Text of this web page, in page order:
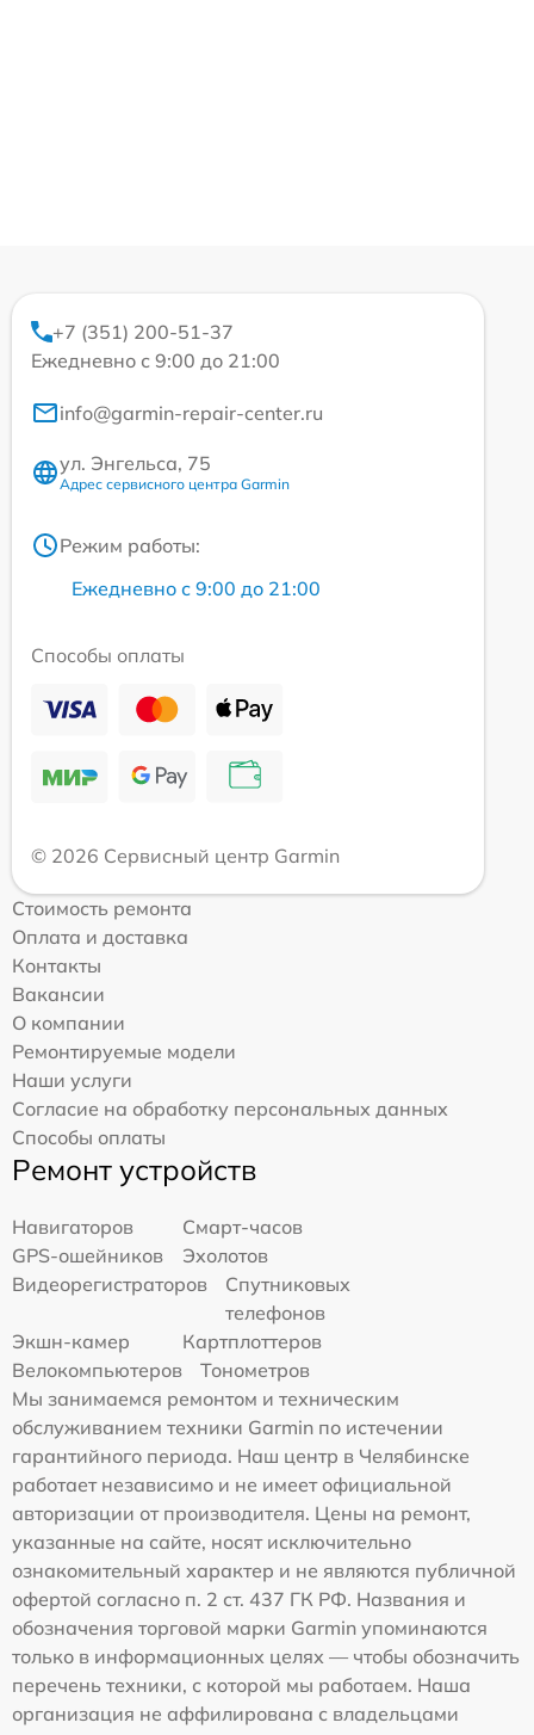
+7 (351) 200-51-37
Ежедневно с 9:00 до 21:00
info@garmin-repair-center.ru
ул. Энгельса, 75
Адрес сервисного центра Garmin
Режим работы:
Ежедневно с 9:00 до 21:00
Способы оплаты
© 2026 Сервисный центр Garmin
Стоимость ремонта
Оплата и доставка
Контакты
Вакансии
О компании
Ремонтируемые модели
Наши услуги
Согласие на обработку персональных данных
Способы оплаты
Ремонт устройств
Навигаторов
Смарт-часов
GPS-ошейников
Эхолотов
Видеорегистраторов
Спутниковых
телефонов
Экшн-камер
Картплоттеров
Велокомпьютеров
Тонометров
Мы занимаемся ремонтом и техническим
обслуживанием техники Garmin по истечении
гарантийного периода. Наш центр в Челябинске
работает независимо и не имеет официальной
авторизации от производителя. Цены на ремонт,
указанные на сайте, носят исключительно
ознакомительный характер и не являются публичной
офертой согласно п. 2 ст. 437 ГК РФ. Названия и
обозначения торговой марки Garmin упоминаются
только в информационных целях — чтобы обозначить
перечень техники, с которой мы работаем. Наша
организация не аффилирована с владельцами